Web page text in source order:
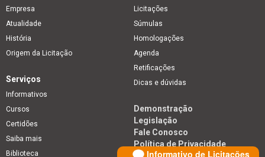
Informativo de Licitações
Empresa
Atualidade
História
Origem da Licitação
Licitações
Súmulas
Homologações
Agenda
Retificações
Dicas e dúvidas
Serviços
Informativos
Cursos
Certidões
Saiba mais
Biblioteca
Demonstração
Legislação
Fale Conosco
Política de Privacidade